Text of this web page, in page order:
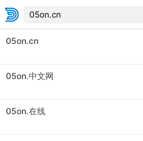
05on.cn
05on.中文网
05on.在线